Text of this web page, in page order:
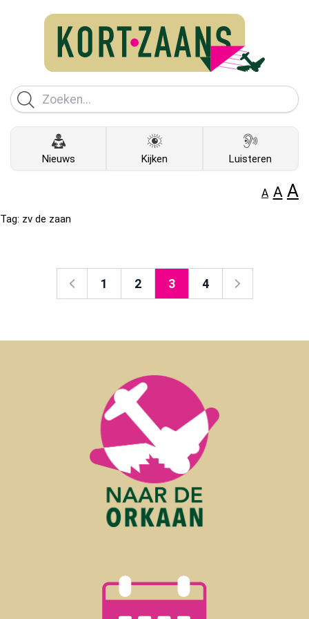
Nieuws Kijken Luisteren
A A A
Tag: zv de zaan
Vorige 1 2 3 4 Volgende